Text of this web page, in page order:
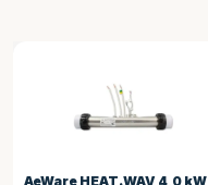
AeWare HEAT.WAV 4,0 kW